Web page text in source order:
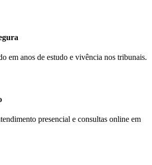
em anos de estudo e vivência nos tribunais.
presencial e consultas online em